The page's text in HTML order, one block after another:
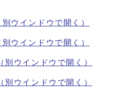
別ウインドウで開く）
別ウインドウで開く）
（別ウインドウで開く）
（別ウインドウで開く）